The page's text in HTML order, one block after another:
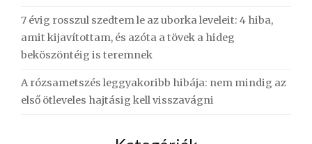
7 évig rosszul szedtem le az uborka leveleit: 4 hiba,
amit kijavítottam, és azóta a tövek a hideg
beköszöntéig is teremnek
A rózsametszés leggyakoribb hibája: nem mindig az
első ötleveles hajtásig kell visszavágni